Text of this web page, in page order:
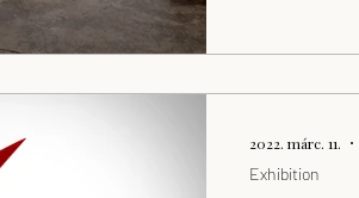
Exhibition
2022. márc. 11.